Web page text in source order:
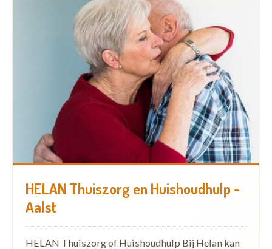
HELAN Thuiszorg en Huishoudhulp -
Aalst
HELAN Thuiszorg of Huishoudhulp Bij Helan kan